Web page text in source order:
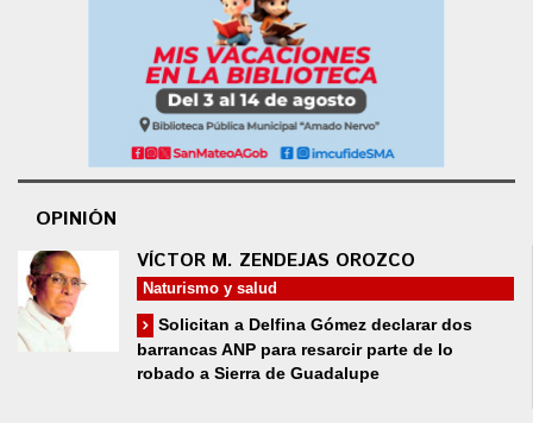
OPINIÓN
VÍCTOR M. ZENDEJAS OROZCO
Naturismo y salud
Solicitan a Delfina Gómez declarar dos
barrancas ANP para resarcir parte de lo
robado a Sierra de Guadalupe